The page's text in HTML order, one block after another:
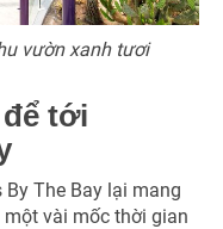
vườn xanh tươi
tới
The Bay lại mang
vài mốc thời gian